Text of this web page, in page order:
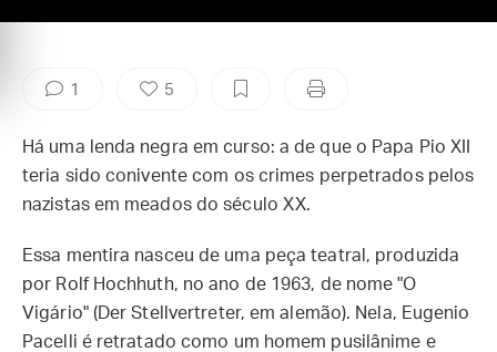
1 5
Há uma lenda negra em curso: a de que o Papa Pio XII
teria sido conivente com os crimes perpetrados pelos
nazistas em meados do século XX.
Essa mentira nasceu de uma peça teatral, produzida
por Rolf Hochhuth, no ano de 1963, de nome "O
Vigário" (Der Stellvertreter, em alemão). Nela, Eugenio
Pacelli é retratado como um homem pusilânime e